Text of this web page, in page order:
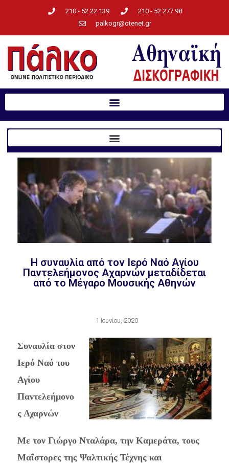
210 - 52 22 139
210 - 52 277 98
palkogr@otenet.gr
H συναυλία από τον Ιερό Ναό Αγίου
Παντελεήμονος Αχαρνών μεταδίδεται
από το Μέγαρο Μουσικής Αθηνών
1 Ιουνίου, 2020
Συναυλία στον
Ιερό Ναό του
Αγίου
Παντελεήμονο
ς Αχαρνών
Με τον Γιώργο Νταλάρα, την Καμεράτα, τους
Μαΐστορες της Ψαλτικής Τέχνης και